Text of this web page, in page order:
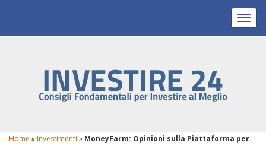
Home »Investimenti » MoneyFarm: Opinioni sulla Piattaforma per